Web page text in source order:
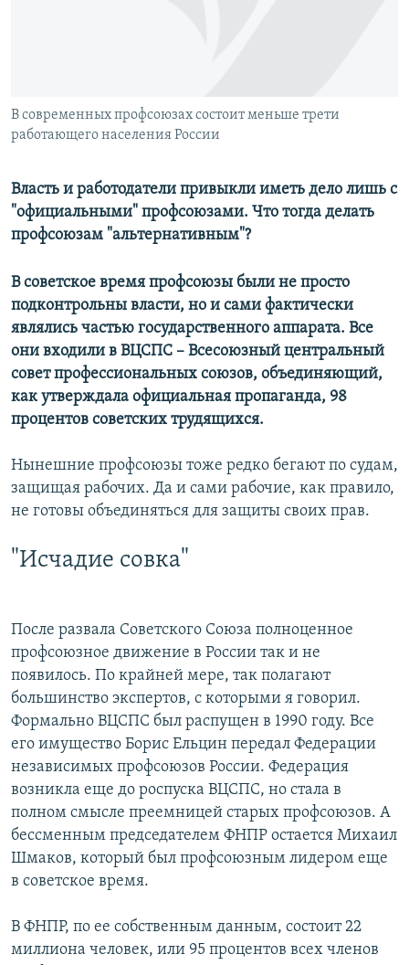
Все сайты РСЕ/РС
В современных профсоюзах состоит меньше трети
работающего населения России
Власть и работодатели привыкли иметь дело лишь с
"официальными" профсоюзами. Что тогда делать
профсоюзам "альтернативным"?
В советское время профсоюзы были не просто
подконтрольны власти, но и сами фактически
являлись частью государственного аппарата. Все
они входили в ВЦСПС – Всесоюзный центральный
совет профессиональных союзов, объединяющий,
как утверждала официальная пропаганда, 98
процентов советских трудящихся.
Нынешние профсоюзы тоже редко бегают по судам,
защищая рабочих. Да и сами рабочие, как правило,
не готовы объединяться для защиты своих прав.
"Исчадие совка"
После развала Советского Союза полноценное
профсоюзное движение в России так и не
появилось. По крайней мере, так полагают
большинство экспертов, с которыми я говорил.
Формально ВЦСПС был распущен в 1990 году. Все
его имущество Борис Ельцин передал Федерации
независимых профсоюзов России. Федерация
возникла еще до роспуска ВЦСПС, но стала в
полном смысле преемницей старых профсоюзов. А
бессменным председателем ФНПР остается Михаил
Шмаков, который был профсоюзным лидером еще
в советское время.
В ФНПР, по ее собственным данным, состоит 22
миллиона человек, или 95 процентов всех членов